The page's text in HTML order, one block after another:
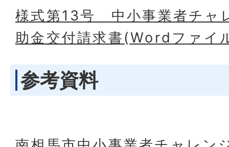
様式第13号＿中小事業者チャ
助金交付請求書(Wordファ
参考資料